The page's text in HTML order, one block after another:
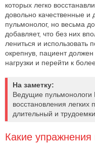
которых легко
довольно качественные
пульмонолог, но весьма
добавляет, что без них
лениться и использовать
окрепнув, пациент
нагрузки и перейти к
На заметку:
Ведущие пульмонологи
восстановления
длительный и
Какие